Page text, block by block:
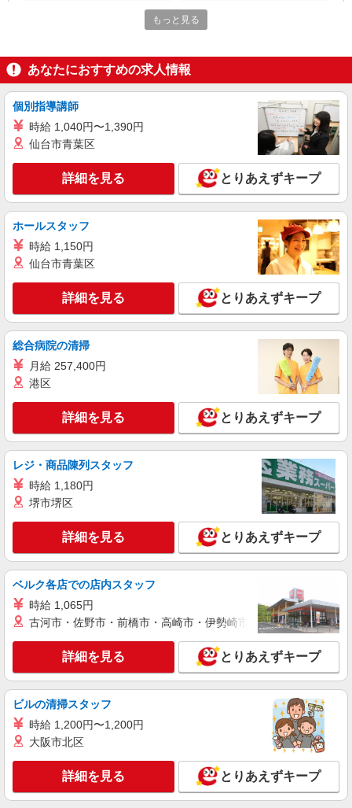
時給1,320円以上 平日 時給1,320円以上 土
日・祝日 時給1,420円以上 高校生 時給1,320円
東京都大田区萩中2ー4ー8 パーソンズA 1F
キープ 詳細を見る
パート
ピザハット 大森店
ピザの宅配／デリバリー・配達
時給1,300円以上 平日 時給1,300円以上 高校
東京都大田区大森北2ー10ー5 寿マンション
キープ 詳細を見る
ピザハット 上池台店
ピザの宅配／デリバリー・配達
時給1,300円以上 平日 時給1,300円以上 高校
生 時給1,300円以上
東京都大田区上池台5ー1ー18 サクシード上
池台
キープ 詳細を見る
アルバイト パート
ピザハット 蒲田店
ピザの宅配／デリバリー・配達
時給1,300円以上 平日 時給1,300円以上 高校
東京都大田区東矢口2ー17ー16 ベルメゾン蔵
キープ 詳細を見る
アルバイト パート
ピザハット 下丸子ガス橋通り店
時給1,300円以上 平日 時給1,300円以上 土日・
祝日 時給1,300円以上 高校生 時給1,300円以上
東京都大田区下丸子3-13-12
キープ 詳細を見る
もっと見る
あなたにおすすめの求人情報
個別指導講師
時給 1,040円〜1,390円
仙台市青葉区
詳細を見る とりあえずキープ
ホールスタッフ
時給 1,150円
仙台市青葉区
詳細を見る とりあえずキープ
総合病院の清掃
月給 257,400円
港区
詳細を見る とりあえずキープ
レジ・商品陳列スタッフ
時給 1,180円
堺市堺区
詳細を見る とりあえずキープ
ベルク各店での店内スタッフ
時給 1,065円
古河市・佐野市・前橋市・高崎市・伊勢崎市・太田市・館林市
詳細を見る とりあえずキープ
ビルの清掃スタッフ
時給 1,200円〜1,200円
大阪市北区
詳細を見る とりあえずキープ